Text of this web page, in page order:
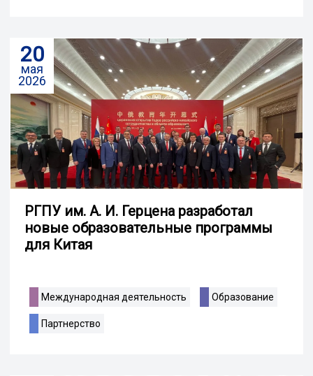
20
мая
2026
РГПУ им. А. И. Герцена разработал
новые образовательные программы
для Китая
Международная деятельность Образование
Партнерство